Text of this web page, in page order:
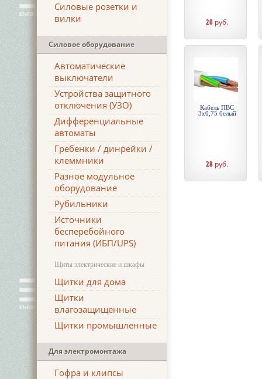
Силовые розетки и
вилки
Силовое оборудование
Автоматические
выключатели
Устройства защитного
отключения (УЗО)
Дифференциальные
автоматы
Гребенки / динрейки /
клеммники
Разное модульное
оборудование
Рубильники
Источники
бесперебойного
питания (ИБП/UPS)
Щиты электрические и шкафы
Щитки для дома
Щитки
влагозащищенные
Щитки промышленные
Для электромонтажа
Гофра и клипсы
20 руб.
Кабель ПВС
3х0,75 белый
28 руб.